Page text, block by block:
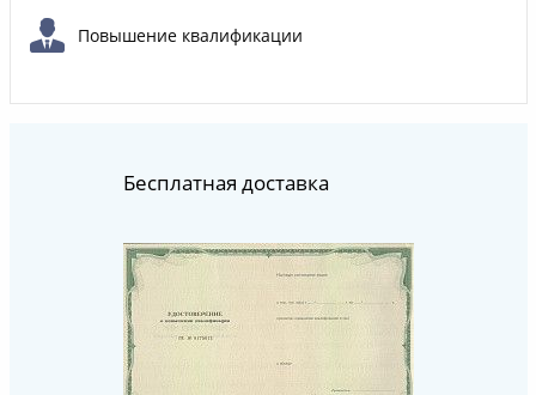
Повышение квалификации
Бесплатная доставка